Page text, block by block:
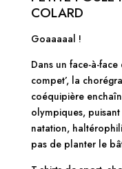
COLARD
Goaaaaal !
Dans un face-à-
compet’, la
coéquipière
olympiques,
natation,
pas de planter le